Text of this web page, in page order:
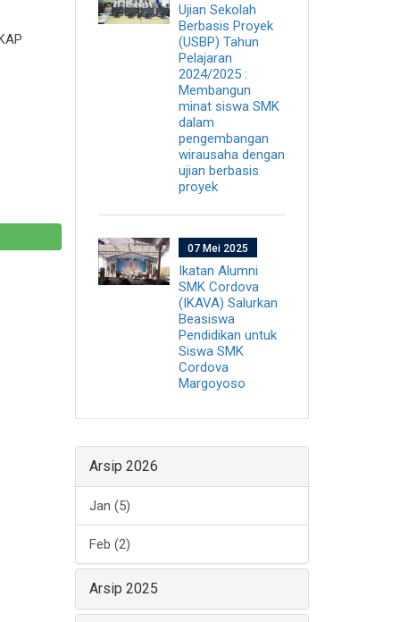
Ujian Sekolah
Berbasis Proyek
(USBP) Tahun
Pelajaran
2024/2025 :
Membangun
minat siswa SMK
dalam
pengembangan
wirausaha dengan
ujian berbasis
proyek
07 Mei 2025
Ikatan Alumni
SMK Cordova
(IKAVA) Salurkan
Beasiswa
Pendidikan untuk
Siswa SMK
Cordova
Margoyoso
Arsip 2026
Jan (5)
Feb (2)
Arsip 2025